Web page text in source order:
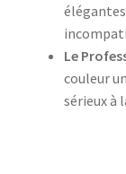
Le
couleur
sérieux à